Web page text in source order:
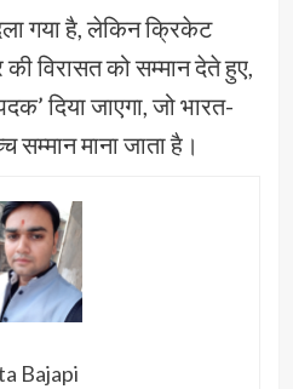
गया है, लेकिन क्रिकेट
की विरासत को सम्मान देते हुए,
दिया जाएगा, जो भारत-
सम्मान माना जाता है।
Bajapi